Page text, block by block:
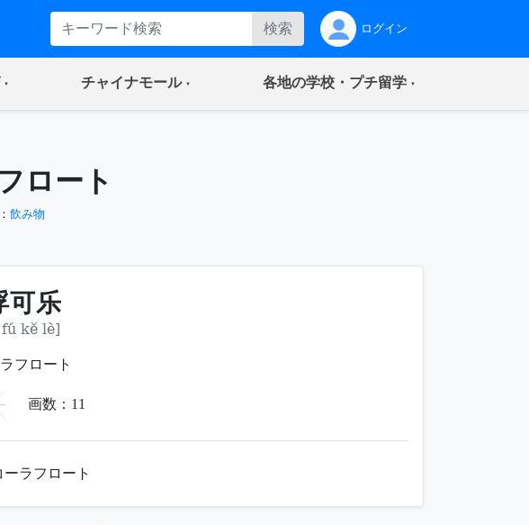
検索 ログイン
(current) チャイナモール(current) 各地の学校・プチ留学(current)
ロート
飲み物
可乐
kě lè]
フロート
画数： 11
ーラフロート